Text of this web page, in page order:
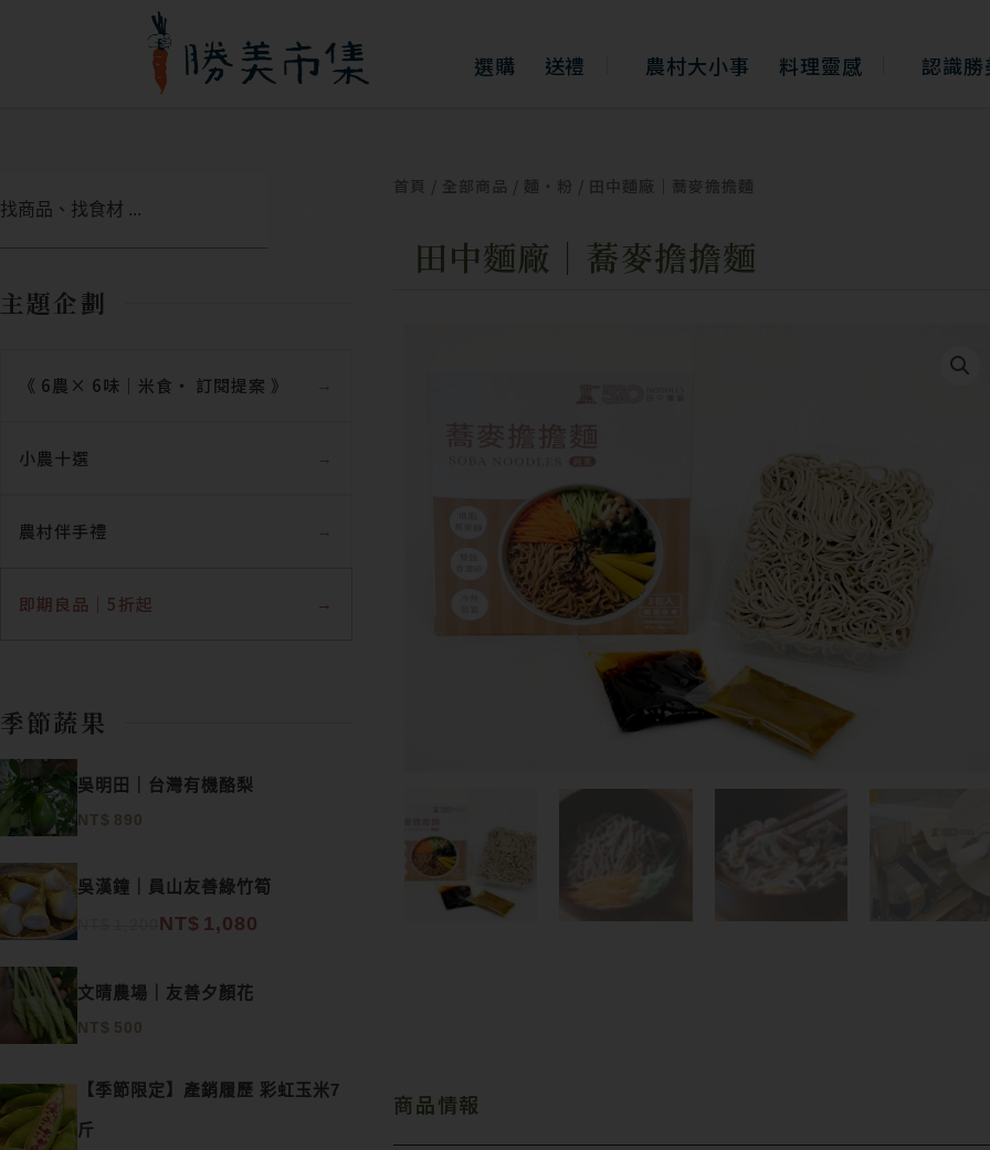
容
選購 送禮 農村大小事 料理靈感 認識勝
主題企劃
《 6農× 6味｜米食‧ 訂閱提案 》
小農十選
農村伴手禮
即期良品｜5折起
季節蔬果
吳明田｜台灣有機酪梨
NT$ 890
吳漢鐘｜員山友善綠竹筍
NT$ 1,080
文晴農場｜友善夕顏花
NT$ 500
【季節限定】產銷履歷 彩虹玉米7
斤
首頁 / 全部商品 / 麵・粉 / 田中麵廠｜蕎麥擔擔麵
田中麵廠｜蕎麥擔擔麵
商品情報